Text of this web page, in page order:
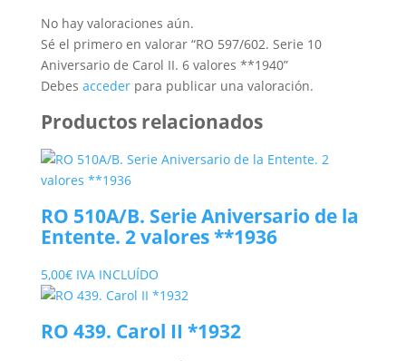
No hay valoraciones aún.
Sé el primero en valorar “RO 597/602. Serie 10
Aniversario de Carol II. 6 valores **1940”
Debes accederpara publicar una valoración.
Productos relacionados
RO 510A/B. Serie Aniversario de la
Entente. 2 valores **1936
5,00€ IVA INCLUÍDO
RO 439. Carol II *1932